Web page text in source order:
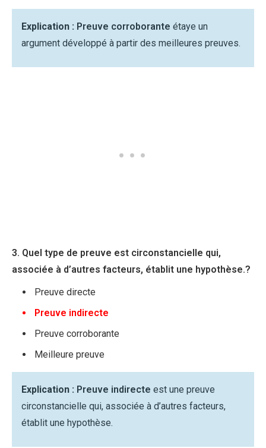
Explication : Preuve corroborante étaye un
argument développé à partir des meilleures preuves.
3. Quel type de preuve est circonstancielle qui,
associée à d’autres facteurs, établit une hypothèse.?
Preuve directe
Preuve indirecte
Preuve corroborante
Meilleure preuve
Explication : Preuve indirecte est une preuve
circonstancielle qui, associée à d’autres facteurs,
établit une hypothèse.